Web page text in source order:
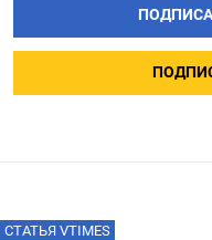
СТАТЬЯ VTIMES